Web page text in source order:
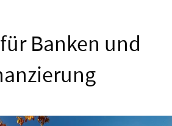
Banken und